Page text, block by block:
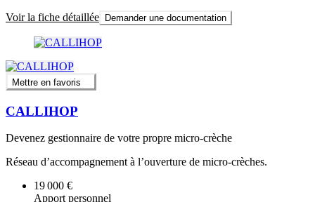
Voir la fiche détaillée Demander une documentation
Mettre en favoris
CALLIHOP
Devenez gestionnaire de votre propre micro-crèche
Réseau d’accompagnement à l’ouverture de micro-crèches.
19 000 €
Apport personnel